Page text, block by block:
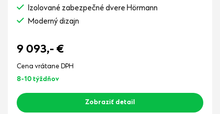
Izolované zabezpečné dvere Hörmann
Moderný dizajn
9 093,- €
Cena vrátane DPH
8-10 týždňov
Zobraziť detail